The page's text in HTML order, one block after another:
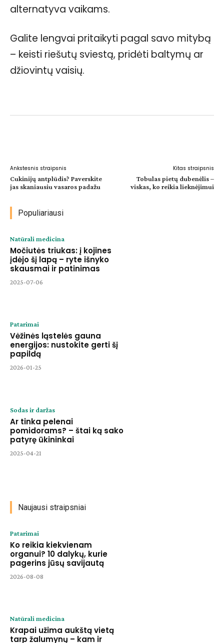
alternatyva vaikams.
Galite lengvai pritaikyti pagal savo mitybą
– keisti riešutų sviestą, pridėti baltymų ar
džiovintų vaisių.
Ankstesnis straipsnis
Cukinijų antplūdis? Paverskite
jas skaniausiu vasaros padažu
Kitas straipsnis
Tobulas pietų dubenėlis –
viskas, ko reikia lieknėjimui
Populiariausi
Natūrali medicina
Močiutės triukas: į kojines
įdėjo šį lapą – ryte išnyko
skausmai ir patinimas
2025-07-06
Patarimai
Vėžinės ląstelės gauna
energijos: nustokite gerti šį
papildą
2026-01-25
Sodas ir daržas
Ar tinka pelenai
pomidorams? – štai ką sako
patyrę ūkininkai
2025-04-21
Naujausi straipsniai
Patarimai
Ko reikia kiekvienam
organui? 10 dalykų, kurie
pagerins jūsų savijautą
2026-08-08
Natūrali medicina
Krapai užima aukštą vietą
tarp žalumynų – kam ir